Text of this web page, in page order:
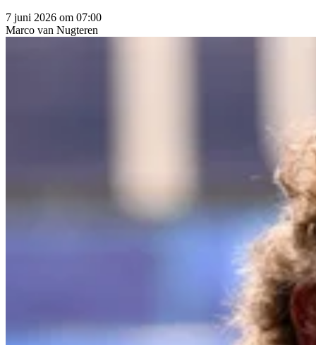
7 juni 2026 om 07:00
Marco van Nugteren